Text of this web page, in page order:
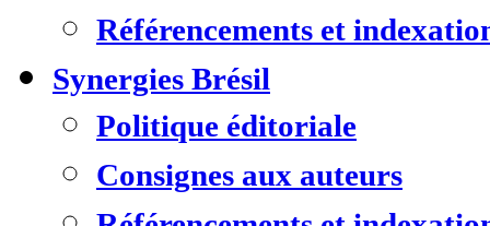
Référencements et
Synergies Brésil
Politique éditoriale
Consignes aux auteurs